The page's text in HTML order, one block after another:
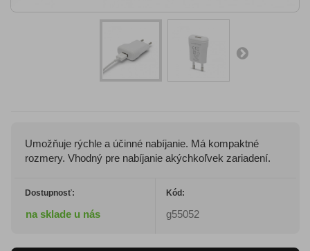
Umožňuje rýchle a účinné nabíjanie. Má kompaktné
rozmery. Vhodný pre nabíjanie akýchkoľvek zariadení.
Dostupnosť:
na sklade u nás
Kód:
g55052